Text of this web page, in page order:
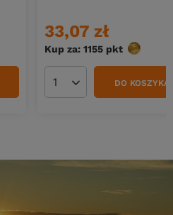
33,07 zł
Kup za: 1155 pkt punktów
Ilość produktówDO KOSZYKA